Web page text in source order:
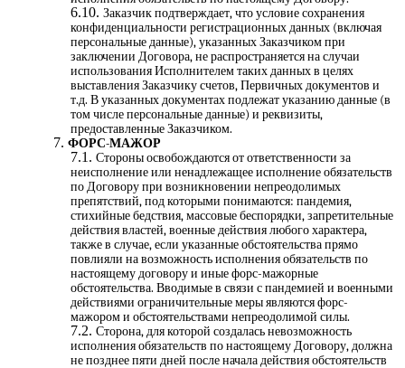
Заказчик подтверждает, что условие сохранения
конфиденциальности регистрационных данных (включая
персональные данные), указанных Заказчиком при
заключении Договора, не распространяется на случаи
использования Исполнителем таких данных в целях
выставления Заказчику счетов, Первичных документов и
т.д. В указанных документах подлежат указанию данные (в
том числе персональные данные) и реквизиты,
предоставленные Заказчиком.
ФОРС-МАЖОР
Стороны освобождаются от ответственности за
неисполнение или ненадлежащее исполнение обязательств
по Договору при возникновении непреодолимых
препятствий, под которыми понимаются: пандемия,
стихийные бедствия, массовые беспорядки, запретительные
действия властей, военные действия любого характера,
также в случае, если указанные обстоятельства прямо
повлияли на возможность исполнения обязательств по
настоящему договору и иные форс-мажорные
обстоятельства. Вводимые в связи с пандемией и военными
действиями ограничительные меры являются форс-
мажором и обстоятельствами непреодолимой силы.
Сторона, для которой создалась невозможность
исполнения обязательств по настоящему Договору, должна
не позднее пяти дней после начала действия обстоятельств